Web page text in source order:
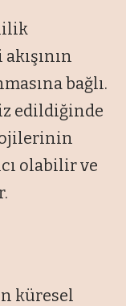
bağlı.
edildiğinde
olabilir ve
küresel